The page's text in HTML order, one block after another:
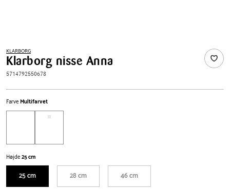
KLARBORG
Klarborg nisse Anna
5714792550678
Farve Multifarvet
Højde25 cm
25 cm 28 cm 46 cm